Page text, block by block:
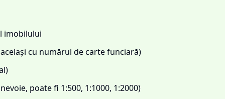
imobilului
cu numărul de carte funciară)
poate fi 1:500, 1:1000, 1:2000)